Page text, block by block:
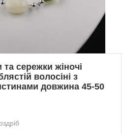
сережки жіночі
волосіні з
довжина 45-50